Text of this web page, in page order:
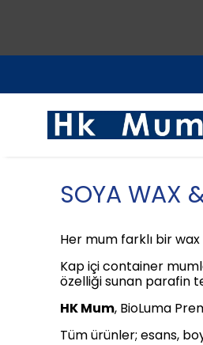
SOYA WAX
Her mum farklı bir wax
Kap içi container
özelliği sunan parafin
HK Mum, BioLuma
Tüm ürünler; esans,